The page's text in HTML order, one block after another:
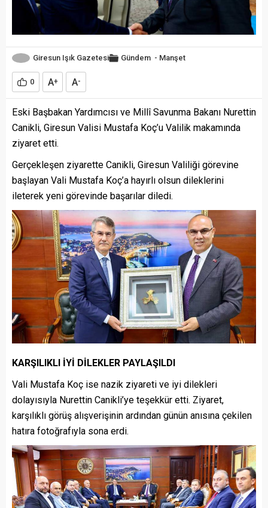
Giresun Işık Gazetesi Gündem - Manşet
0 A+ A-
Eski Başbakan Yardımcısı ve Millî Savunma Bakanı Nurettin
Canikli, Giresun Valisi Mustafa Koç’u Valilik makamında
ziyaret etti.
Gerçekleşen ziyarette Canikli, Giresun Valiliği görevine
başlayan Vali Mustafa Koç’a hayırlı olsun dileklerini
ileterek yeni görevinde başarılar diledi.
KARŞILIKLI İYİ DİLEKLER PAYLAŞILDI
Vali Mustafa Koç ise nazik ziyareti ve iyi dilekleri
dolayısıyla Nurettin Canikli’ye teşekkür etti. Ziyaret,
karşılıklı görüş alışverişinin ardından günün anısına çekilen
hatıra fotoğrafıyla sona erdi.